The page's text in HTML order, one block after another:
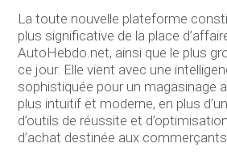
La toute nouvelle plateforme
plus significative de la place
AutoHebdo.net, ainsi que le plus
ce jour. Elle vient avec une
sophistiquée pour un magasinage
plus intuitif et moderne, en plus
d’outils de réussite et
d’achat destinée aux commerçants.